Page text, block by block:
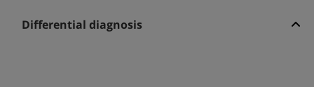
Differential diagnosis